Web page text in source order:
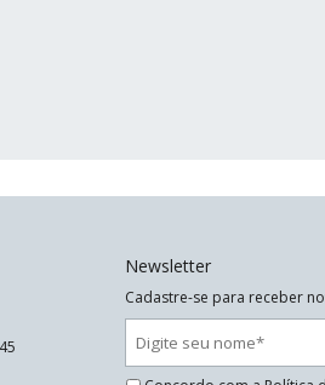
Newsletter
Cadastre-se para receber